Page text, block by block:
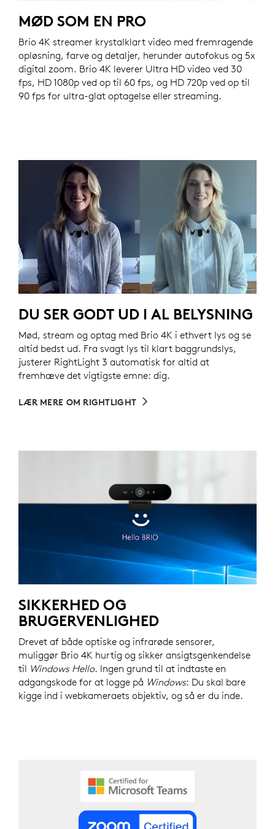
MØD SOM EN PRO
Brio 4K streamer krystalklart video med fremragende
opløsning, farve og detaljer, herunder autofokus og 5x
digital zoom. Brio 4K leverer Ultra HD video ved 30
fps, HD 1080p ved op til 60 fps, og HD 720p ved op til
90 fps for ultra-glat optagelse eller streaming.
DU SER GODT UD I AL BELYSNING
Mød, stream og optag med Brio 4K i ethvert lys og se
altid bedst ud. Fra svagt lys til klart baggrundslys,
justerer RightLight 3 automatisk for altid at
fremhæve det vigtigste emne: dig.
LÆR MERE OM RIGHTLIGHT
SIKKERHED OG
BRUGERVENLIGHED
Drevet af både optiske og infrarøde sensorer,
muliggør Brio 4K hurtig og sikker ansigtsgenkendelse
til Windows Hello. Ingen grund til at indtaste en
adgangskode for at logge på Windows: Du skal bare
kigge ind i webkameraets objektiv, og så er du inde.